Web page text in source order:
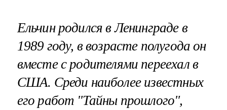
Ельчин родился в Ленинграде в
1989 году, в возрасте полугода он
вместе с родителями переехал в
США. Среди наиболее известных
его работ "Тайны прошлого",